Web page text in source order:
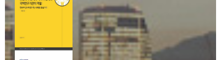
VR 역사관